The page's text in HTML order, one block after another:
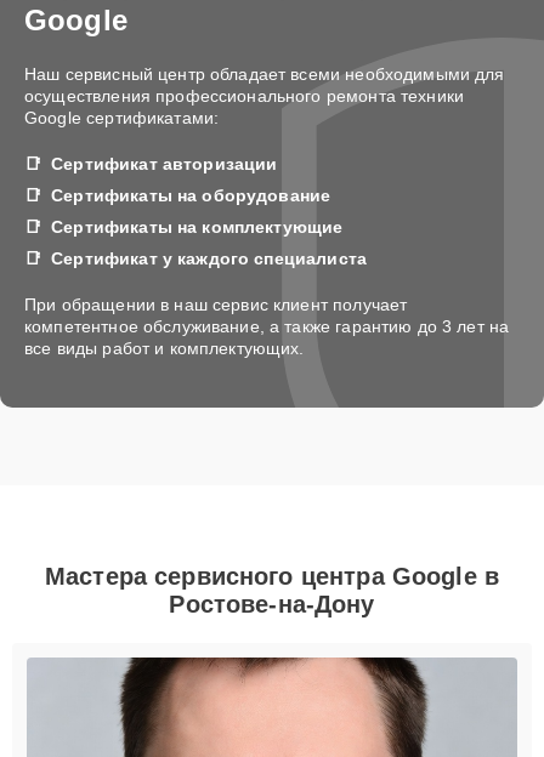
Google
Наш сервисный центр обладает всеми необходимыми для
осуществления профессионального ремонта техники
Google сертификатами:
Сертификат авторизации
Сертификаты на оборудование
Сертификаты на комплектующие
Сертификат у каждого специалиста
При обращении в наш сервис клиент получает
компетентное обслуживание, а также гарантию до 3 лет на
все виды работ и комплектующих.
Мастера сервисного центра Google в
Ростове-на-Дону